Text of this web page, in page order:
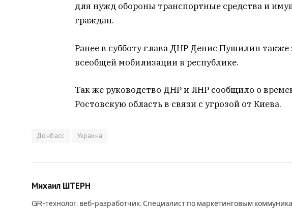
для нужд обороны транспортные средства и
граждан.
Ранее в субботу глава ДНР Денис Пушилин также
всеобщей мобилизации в республике.
Так же руководство ДНР и ЛНР сообщило о
Ростовскую область в связи с угрозой от Киева.
Донбасс Украина
Михаил ШТЕРН
GR-технолог, веб-разработчик. Специалист по маркетинговым